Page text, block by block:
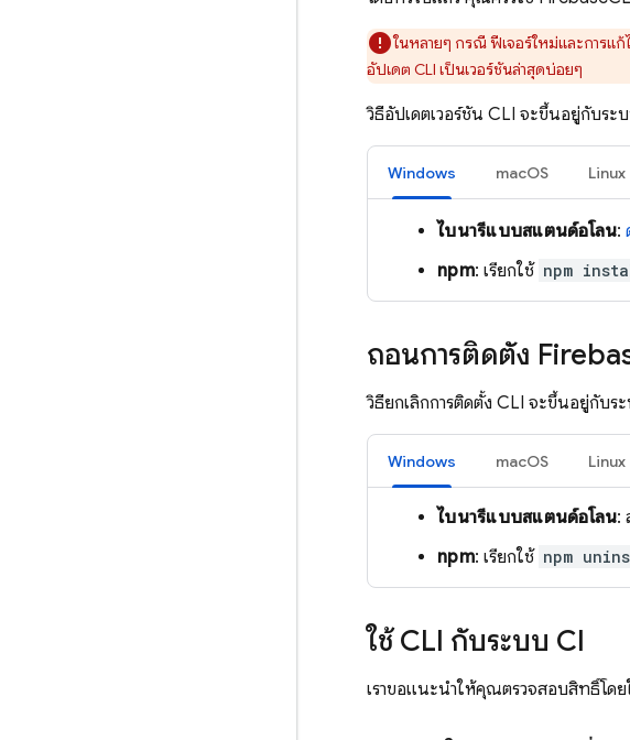
ในหลายๆ กรณี ฟีเจอร์ใหม่และการแ
อัปเดต CLI เป็นเวอร์ชันล่าสุดบ่อยๆ
วิธีอัปเดตเวอร์ชัน CLI จะขึ้นอยู่กับร
Windows macOS Linux
ไบนารีแบบสแตนด์อโลน:
npm: เรียกใช้ npm
ถอนการติดตั้ง
วิธียกเลิกการติดตั้ง CLI จะขึ้นอยู่กับ
Windows macOS Linux
ไบนารีแบบสแตนด์อโลน:
npm: เรียกใช้ npm
ใช้ CLI กับระบบ CI
เราขอแนะนำให้คุณตรวจสอบสิทธิ์โด